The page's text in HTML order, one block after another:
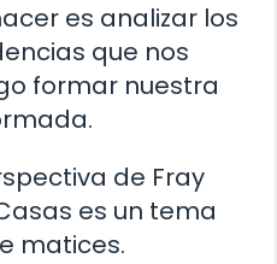
es analizar los
que nos
formar nuestra
de Fray
es un tema
matices.